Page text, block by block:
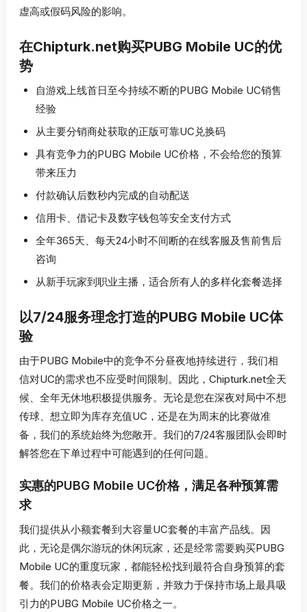
虚高或假码风险的影响。
在Chipturk.net购买PUBG Mobile UC的优
势
自游戏上线首日至今持续不断的PUBG Mobile UC销售
经验
从主要分销商处获取的正版可靠UC兑换码
具有竞争力的PUBG Mobile UC价格，不会给您的预算
带来压力
付款确认后数秒内完成的自动配送
信用卡、借记卡及数字钱包等安全支付方式
全年365天、每天24小时不间断的在线客服及售前售后
咨询
从新手玩家到职业主播，适合所有人的多样化套餐选择
以7/24服务理念打造的PUBG Mobile UC体
验
由于PUBG Mobile中的竞争不分昼夜地持续进行，我们相
信对UC的需求也不应受时间限制。因此，Chipturk.net全天
候、全年无休地积极提供服务。无论是您在深夜对局中不想
传球、想立即为库存充值UC，还是在为周末的比赛做准
备，我们的系统始终为您敞开。我们的7/24客服团队会即时
解答您在下单过程中可能遇到的任何问题。
实惠的PUBG Mobile UC价格，满足各种预算需
求
我们提供从小额套餐到大容量UC套餐的丰富产品线。因
此，无论是偶尔游玩的休闲玩家，还是经常需要购买PUBG
Mobile UC的重度玩家，都能轻松找到最符合自身预算的套
餐。我们的价格表会定期更新，并致力于保持市场上最具吸
引力的PUBG Mobile UC价格之一。